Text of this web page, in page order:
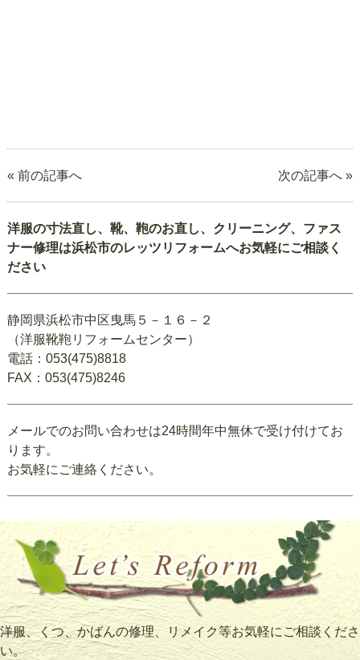
« 前の記事へ 次の記事へ »
洋服の寸法直し、靴、鞄のお直し、クリーニング、ファス
ナー修理は浜松市のレッツリフォームへお気軽にご相談く
ださい
静岡県浜松市中区曳馬５－１６－２
（洋服靴鞄リフォームセンター）
電話：053(475)8818
FAX：053(475)8246
メールでのお問い合わせは24時間年中無休で受け付けてお
ります。
お気軽にご連絡ください。
洋服、くつ、かばんの修理、リメイク等お気軽にご相談くださ
い。